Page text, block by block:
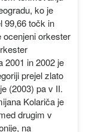
ko je
99,66 točk in
ocenjeni orkester
2001 in 2002 je
prejel zlato
(2003) pa v II.
Kolariča je
drugim v
na